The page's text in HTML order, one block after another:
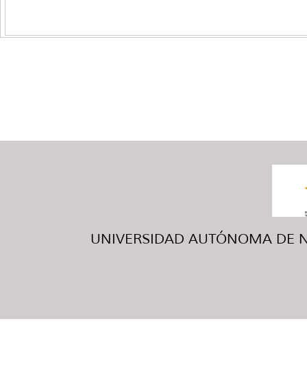
UNIVERSIDAD AUTÓNOMA DE